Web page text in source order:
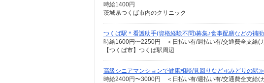
時給1400円
茨城県つくば市内のクリニック
つくば駅＊看護助手(資格経験不問)募集♪食事配膳などの補
時給1600円〜2250円 ＜日払い有/週払い有/交通費全支給(
【つくば市】つくば駅周辺
高級シニアマンションで健康相談/見回りなど≪みどりの駅≫
時給2400円〜3000円 ＜日払い有/週払い有/交通費全支給(